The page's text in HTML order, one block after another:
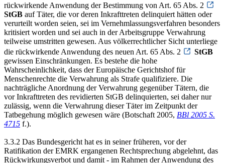
rückwirkende Anwendung der Bestimmung von Art. 65 Abs. 2
StGB auf Täter, die vor deren Inkrafttreten delinquiert hätten oder
verurteilt worden seien, sei im Vernehmlassungsverfahren besonders
kritisiert worden und sei auch in der Arbeitsgruppe Verwahrung
teilweise umstritten gewesen. Aus völkerrechtlicher Sicht unterliege
die rückwirkende Anwendung des neuen Art. 65 Abs. 2
StGB
gewissen Einschränkungen. Es bestehe die hohe
Wahrscheinlichkeit, dass der Europäische Gerichtshof für
Menschenrechte die Verwahrung als Strafe qualifiziere. Die
nachträgliche Anordnung der Verwahrung gegenüber Tätern, die
vor Inkrafttreten des revidierten StGB delinquierten, sei daher nur
zulässig, wenn die Verwahrung dieser Täter im Zeitpunkt der
Tatbegehung möglich gewesen wäre (Botschaft 2005, BBl 2005 S.
4715 f.).
3.3.2 Das Bundesgericht hat es in seiner früheren, vor der
Ratifikation der EMRK ergangenen Rechtsprechung abgelehnt, das
Rückwirkungsverbot und damit - im Rahmen der Anwendung des